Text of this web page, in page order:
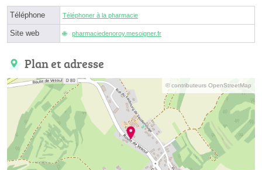
Téléphone Téléphoner à la pharmacie
Site web pharmaciedenoroy.mesoigner.fr
Plan et adresse
© contributeurs OpenStreetMap